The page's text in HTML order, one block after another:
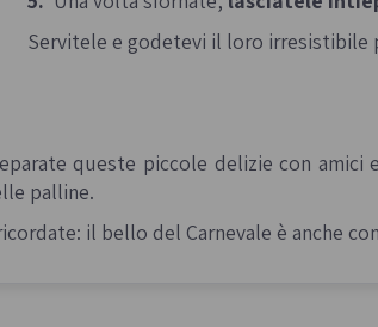
Servitele e godetevi il loro irresistibile
queste piccole delizie con amici
palline.
il bello del Carnevale è anche